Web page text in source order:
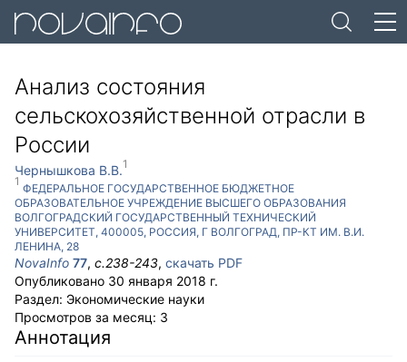
Анализ состояния
сельскохозяйственной отрасли в
России
Чернышкова В.В.1
1
ФЕДЕРАЛЬНОЕ ГОСУДАРСТВЕННОЕ БЮДЖЕТНОЕ
ОБРАЗОВАТЕЛЬНОЕ УЧРЕЖДЕНИЕ ВЫСШЕГО ОБРАЗОВАНИЯ
ВОЛГОГРАДСКИЙ ГОСУДАРСТВЕННЫЙ ТЕХНИЧЕСКИЙ
УНИВЕРСИТЕТ, 400005, РОССИЯ, Г ВОЛГОГРАД, ПР-КТ ИМ. В.И.
ЛЕНИНА, 28
NovaInfo 77, с.238-243, скачать PDF
Опубликовано 30 января 2018 г.
Раздел: Экономические науки
Просмотров за месяц: 3
Аннотация